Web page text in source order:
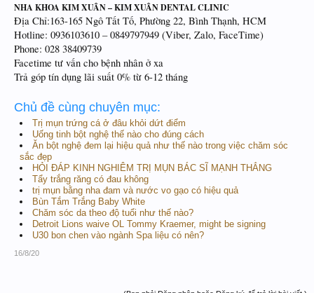
NHA KHOA KIM XUÂN – KIM XUÂN DENTAL CLINIC
Địa Chỉ:163-165 Ngô Tất Tố, Phường 22, Bình Thạnh, HCM
Hotline: 0936103610 – 0849797949 (Viber, Zalo, FaceTime)
Phone: 028 38409739
Facetime tư vấn cho bệnh nhân ở xa
Trả góp tín dụng lãi suất 0% từ 6-12 tháng
Chủ đề cùng chuyên mục:
Trị mụn trứng cá ở đâu khỏi dứt điểm
Uống tinh bột nghệ thế nào cho đúng cách
Ăn bột nghệ đem lại hiệu quả như thế nào trong việc chăm sóc
sắc đẹp
HỎI ĐÁP KINH NGHIÊM TRỊ MỤN BÁC SĨ MẠNH THẮNG
Tẩy trắng răng có đau không
trị mụn bằng nha đam và nước vo gạo có hiệu quả
Bùn Tắm Trắng Baby White
Chăm sóc da theo độ tuổi như thế nào?
Detroit Lions waive OL Tommy Kraemer, might be signing
U30 bon chen vào ngành Spa liệu có nên?
16/8/20